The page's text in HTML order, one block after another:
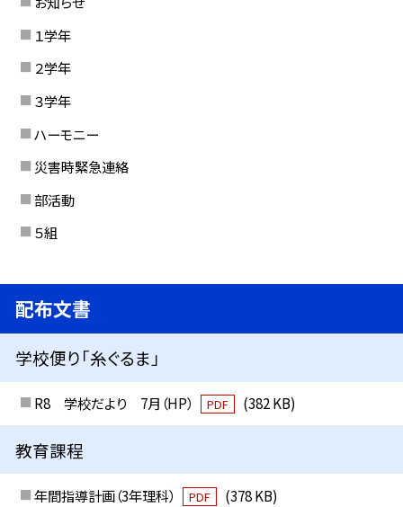
１学年
２学年
３学年
ハーモニー
災害時緊急連絡
部活動
５組
配布文書
学校便り「糸ぐるま」
R8 学校だより 7月（HP） PDF (382 KB)
教育課程
年間指導計画（3年理科） PDF
(378 KB)